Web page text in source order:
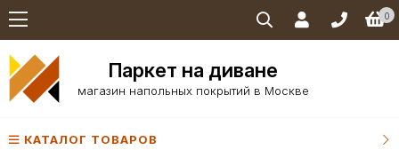
0
Паркет на диване
магазин напольных покрытий в Москве
КАТАЛОГ ТОВАРОВ